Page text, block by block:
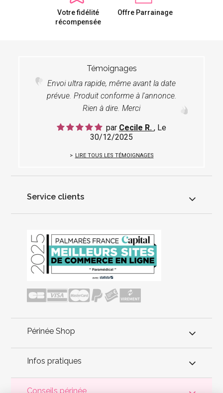
Votre fidélité
récompensée
Offre Parrainage
Témoignages
Envoi ultra rapide, même avant la date
prévue. Produit conforme à l'annonce.
Rien à dire. Merci
par Cecile R. , Le
30/12/2025
LIRE TOUS LES TÉMOIGNAGES
Service clients
Périnée Shop
Infos pratiques
Conseils périnée